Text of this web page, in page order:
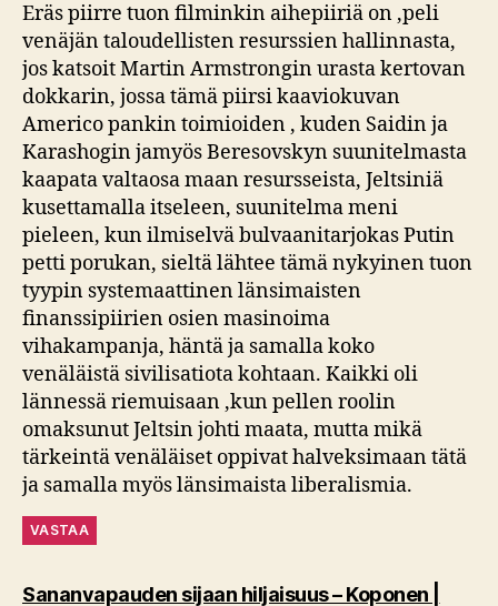
Eräs piirre tuon filminkin aihepiiriä on ,peli
venäjän taloudellisten resurssien hallinnasta,
jos katsoit Martin Armstrongin urasta kertovan
dokkarin, jossa tämä piirsi kaaviokuvan
Americo pankin toimioiden , kuden Saidin ja
Karashogin jamyös Beresovskyn suunitelmasta
kaapata valtaosa maan resursseista, Jeltsiniä
kusettamalla itseleen, suunitelma meni
pieleen, kun ilmiselvä bulvaanitarjokas Putin
petti porukan, sieltä lähtee tämä nykyinen tuon
tyypin systemaattinen länsimaisten
finanssipiirien osien masinoima
vihakampanja, häntä ja samalla koko
venäläistä sivilisatiota kohtaan. Kaikki oli
lännessä riemuisaan ,kun pellen roolin
omaksunut Jeltsin johti maata, mutta mikä
tärkeintä venäläiset oppivat halveksimaan tätä
ja samalla myös länsimaista liberalismia.
VASTAA
Sananvapauden sijaan hiljaisuus – Koponen |